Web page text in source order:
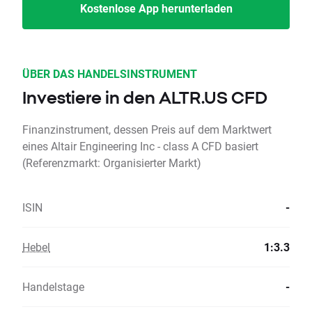
Kostenlose App herunterladen
ÜBER DAS HANDELSINSTRUMENT
Investiere in den ALTR.US CFD
Finanzinstrument, dessen Preis auf dem Marktwert
eines Altair Engineering Inc - class A CFD basiert
(Referenzmarkt: Organisierter Markt)
ISIN -
Hebel 1:3.3
Handelstage -